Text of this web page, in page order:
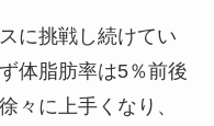
に挑戦し続けてい
体脂肪率は5％前後
々に上手くなり、